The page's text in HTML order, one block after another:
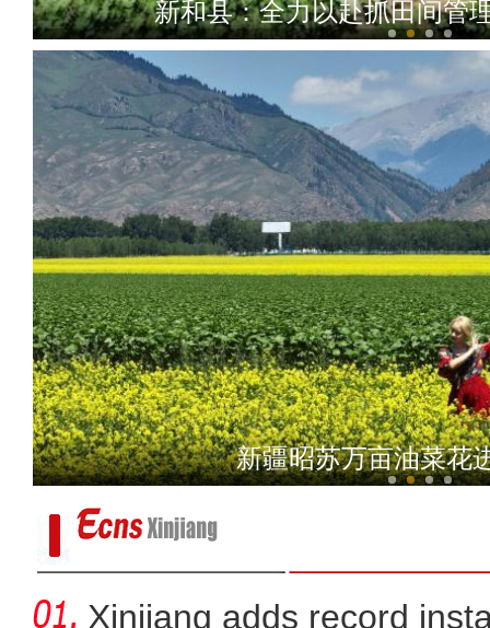
新和县：全力以赴抓田间管
“锋刃-2023”国际狙击手射
新疆昭苏万亩油菜花
Xinjiang adds record